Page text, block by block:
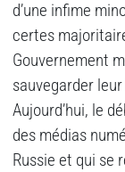
d’une infime
certes
Gouvernement
sauvegarder
Aujourd’hui, le
des médias
Russie et qui se